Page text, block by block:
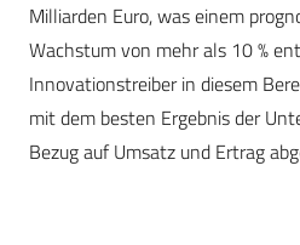
Milliarden Euro, was einem
Wachstum von mehr als 10 %
Innovationstreiber in diesem
mit dem besten Ergebnis der
Bezug auf Umsatz und Ertrag